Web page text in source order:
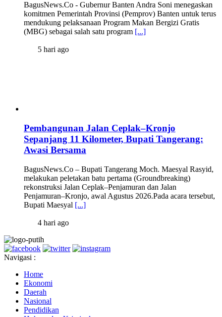
BagusNews.Co - Gubernur Banten Andra Soni menegaskan
komitmen Pemerintah Provinsi (Pemprov) Banten untuk terus
mendukung pelaksanaan Program Makan Bergizi Gratis
(MBG) sebagai salah satu program [...]
5 hari ago
Pembangunan Jalan Ceplak–Kronjo
Sepanjang 11 Kilometer, Bupati Tangerang:
Awasi Bersama
BagusNews.Co – Bupati Tangerang Moch. Maesyal Rasyid,
melakukan peletakan batu pertama (Groundbreaking)
rekonstruksi Jalan Ceplak–Penjamuran dan Jalan
Penjamuran–Kronjo, awal Agustus 2026.Pada acara tersebut,
Bupati Maesyal [...]
4 hari ago
Navigasi :
Home
Ekonomi
Daerah
Nasional
Pendidikan